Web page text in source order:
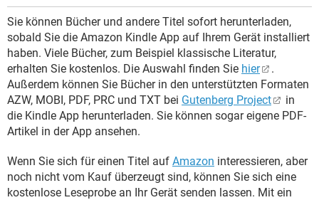
Sie können Bücher und andere Titel sofort herunterladen,
sobald Sie die Amazon Kindle App auf Ihrem Gerät installiert
haben. Viele Bücher, zum Beispiel klassische Literatur,
erhalten Sie kostenlos. Die Auswahl finden Sie hier
.
Außerdem können Sie Bücher in den unterstützten Formaten
AZW, MOBI, PDF, PRC und TXT bei Gutenberg Project
in
die Kindle App herunterladen. Sie können sogar eigene PDF-
Artikel in der App ansehen.
Wenn Sie sich für einen Titel auf Amazon interessieren, aber
noch nicht vom Kauf überzeugt sind, können Sie sich eine
kostenlose Leseprobe an Ihr Gerät senden lassen. Mit ein